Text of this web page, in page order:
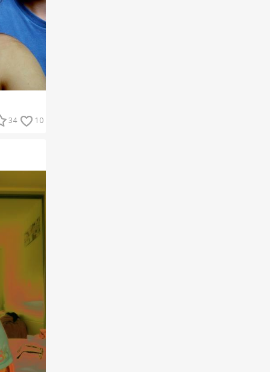
34 10